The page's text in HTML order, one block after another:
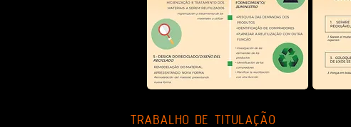
TRABALHO DE TITULAÇÃO